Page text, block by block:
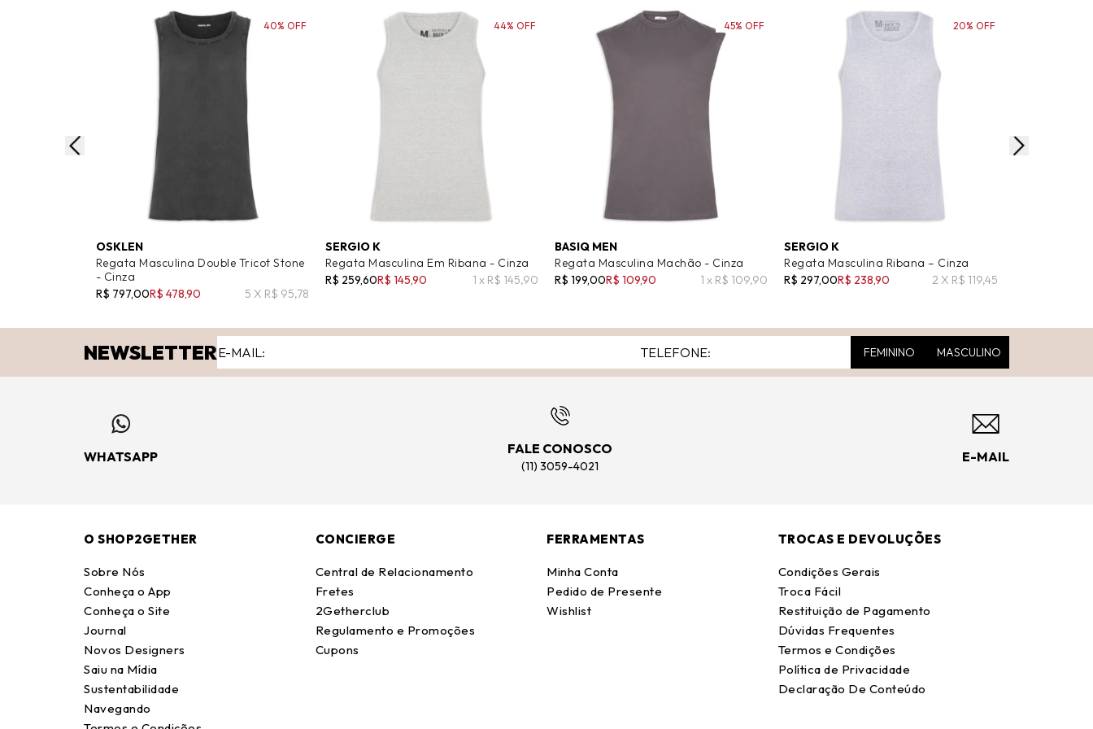
OSKLEN
Regata Masculina Double Tricot Stone
- Cinza
R$ 797,00R$ 478,90 5 X R$ 95,78
40% OFF
SERGIO K
Regata Masculina Em Ribana - Cinza
R$ 259,60R$ 145,90 1 x R$ 145,90
44% OFF
BASIQ MEN
Regata Masculina Machão - Cinza
R$ 199,00R$ 109,90 1 x R$ 109,90
45% OFF
SERGIO K
Regata Masculina Ribana – Cinza
R$ 297,00R$ 238,90 2 X R$ 119,45
20% OFF
NEWSLETTER FEMININO MASCULINO
WHATSAPP
FALE CONOSCO
(11) 3059-4021
E-MAIL
O SHOP2GETHER
Sobre Nós
Conheça o App
Conheça o Site
Journal
Novos Designers
Saiu na Mídia
Sustentabilidade
Navegando
CONCIERGE
Central de Relacionamento
Fretes
2Getherclub
Regulamento e Promoções
Cupons
FERRAMENTAS
Minha Conta
Pedido de Presente
Wishlist
TROCAS E DEVOLUÇÕES
Condições Gerais
Troca Fácil
Restituição de Pagamento
Dúvidas Frequentes
Termos e Condições
Política de Privacidade
Declaração De Conteúdo